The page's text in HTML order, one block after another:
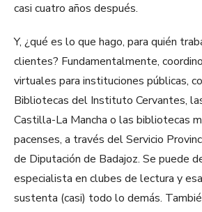
casi cuatro años después.
Y, ¿qué es lo que hago, para quién
clientes? Fundamentalmente,
virtuales para instituciones públicas,
Bibliotecas del Instituto Cervantes,
Castilla-La Mancha o las bibliotecas
pacenses, a través del Servicio
de Diputación de Badajoz. Se puede
especialista en clubes de lectura y
sustenta (casi) todo lo demás.